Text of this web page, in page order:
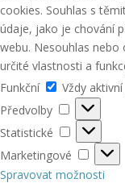
cookies. Souhlas s
údaje, jako je chování
webu. Nesouhlas
určité vlastnosti a
Funkční
Funkční
Vždy aktivní
Předvolby
Předvolby
Statistické
Statistické
Marketingové
Spravovat možnosti